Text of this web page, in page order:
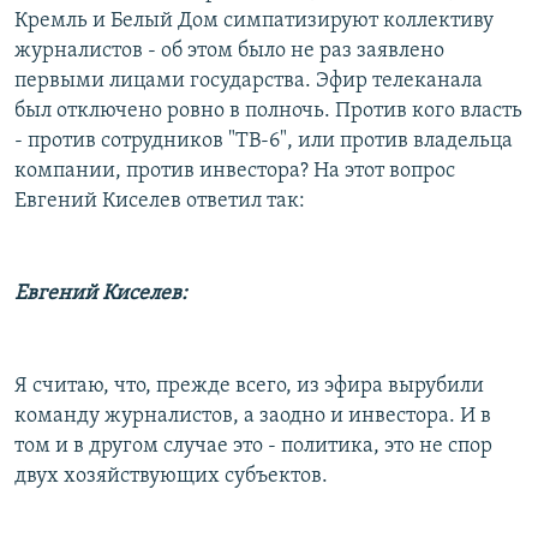
Кремль и Белый Дом симпатизируют коллективу
журналистов - об этом было не раз заявлено
первыми лицами государства. Эфир телеканала
был отключено ровно в полночь. Против кого власть
- против сотрудников "ТВ-6", или против владельца
компании, против инвестора? На этот вопрос
Евгений Киселев ответил так:
Евгений Киселев:
Я считаю, что, прежде всего, из эфира вырубили
команду журналистов, а заодно и инвестора. И в
том и в другом случае это - политика, это не спор
двух хозяйствующих субъектов.